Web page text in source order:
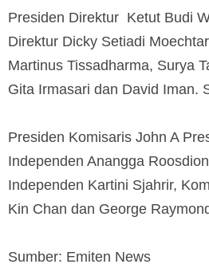
Presiden Direktur Ketut Budi
Direktur Dicky Setiadi
Martinus Tissadharma, Surya
Gita Irmasari dan David Iman.
Presiden Komisaris John A
Independen Anangga
Independen Kartini Sjahrir,
Kin Chan dan George
Sumber: Emiten News